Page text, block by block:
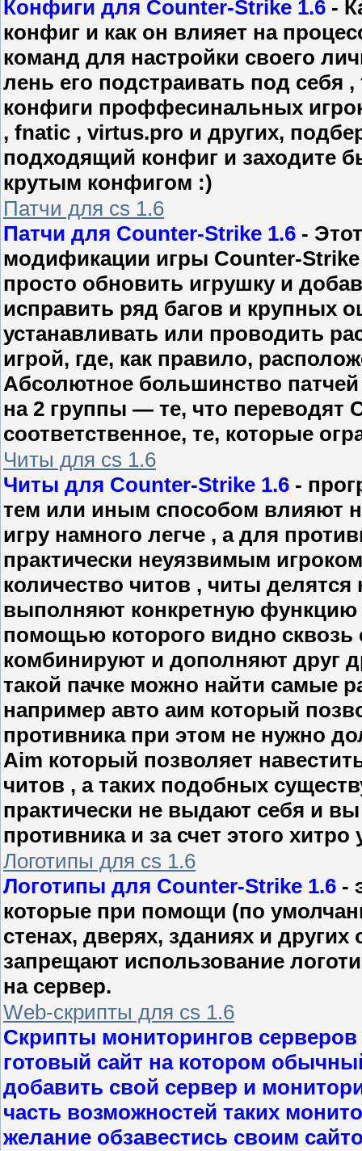
Конфиги для Counter-Strike 1.6 -
конфиг и как он влияет на
команд для настройки своего
лень его подстраивать под себя
конфиги проффесинальных
, fnatic , virtus.pro и других,
подходящий конфиг и заходите
крутым конфигом :)
Патчи для cs 1.6
Патчи для Counter-Strike 1.6 -
модификации игры Counter-
просто обновить игрушку и
исправить ряд багов и крупных
устанавливать или проводить
игрой, где, как правило,
Абсолютное большинство
на 2 группы — те, что переводят
соответственное, те, которые
Читы для cs 1.6
Читы для Counter-Strike 1.6 -
тем или иным способом влияют
игру намного легче , а для
практически неуязвимым
количество читов , читы
выполняют конкретную функцию
помощью которого видно сквозь
комбинируют и дополняют друг
такой пачке можно найти самые
например авто аим который
противника при этом не нужно
Aim который позволяет
читов , а таких подобных
практически не выдают себя и
противника и за счет этого хитро
Логотипы для cs 1.6
Логотипы для Counter-Strike 1.6 -
которые при помощи (по
стенах, дверях, зданиях и
запрещают использование
на сервер.
Web-скрипты для cs 1.6
Скрипты мониторингов серверов
готовый сайт на котором
добавить свой сервер и
часть возможностей таких
желание обзавестись своим